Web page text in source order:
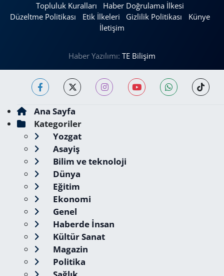
Topluluk Kuralları
Haber Doğrulama İlkesi
Düzeltme Politikası
Etik İlkeleri Gizlilik Politikası
Künye
İletişim
Haber Yazılımı: TE Bilişim
Ana Sayfa
Kategoriler
Yozgat
Asayiş
Bilim ve teknoloji
Dünya
Eğitim
Ekonomi
Genel
Haberde İnsan
Kültür Sanat
Magazin
Politika